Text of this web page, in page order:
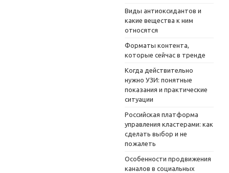
Виды антиоксидантов и
какие вещества к ним
относятся
Форматы контента,
которые сейчас в тренде
Когда действительно
нужно УЗИ: понятные
показания и практические
ситуации
Российская платформа
управления кластерами: как
сделать выбор и не
пожалеть
Особенности продвижения
каналов в социальных